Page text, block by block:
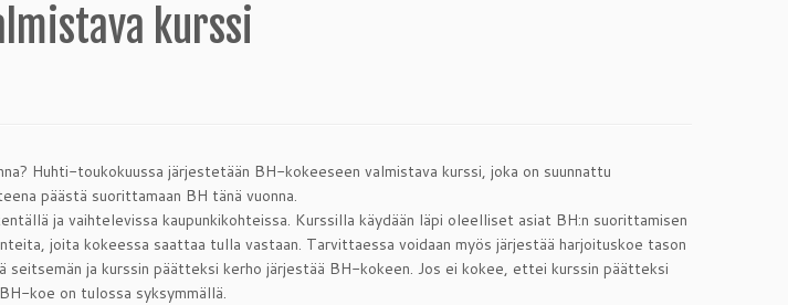
kurssi
Huhti-toukokuussa järjestetään BH-kokeeseen valmistava kurssi, joka on suunnattu
päästä suorittamaan BH tänä vuonna.
ja vaihtelevissa kaupunkikohteissa. Kurssilla käydään läpi oleelliset asiat BH:n suorittamisen
joita kokeessa saattaa tulla vastaan. Tarvittaessa voidaan myös järjestää harjoituskoe tason
ja kurssin päätteksi kerho järjestää BH-kokeen. Jos ei kokee, ettei kurssin päätteksi
koe on tulossa syksymmällä.